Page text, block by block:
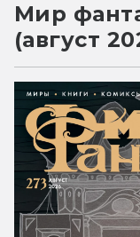
Мир
(август